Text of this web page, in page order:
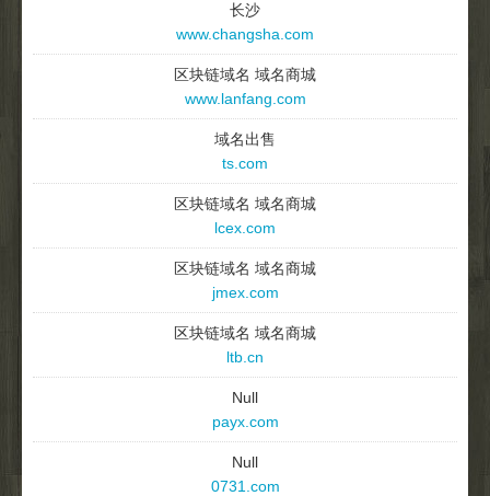
长沙
www.changsha.com
区块链域名 域名商城
www.lanfang.com
域名出售
ts.com
区块链域名 域名商城
lcex.com
区块链域名 域名商城
jmex.com
区块链域名 域名商城
ltb.cn
Null
payx.com
Null
0731.com